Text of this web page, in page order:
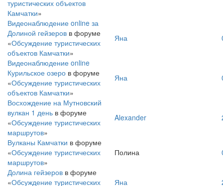
туристических объектов
Камчатки»
Видеонаблюдение online за
Долиной гейзеров в форуме
«Обсуждение туристических
объектов Камчатки»
Яна
Видеонаблюдение online
Курильское озеро в форуме
«Обсуждение туристических
объектов Камчатки»
Яна
Восхождение на Мутновский
вулкан 1 день в форуме
«Обсуждение туристических
маршрутов»
Alexander
Вулканы Камчатки в форуме
«Обсуждение туристических
маршрутов»
Полина
Долина гейзеров в форуме
«Обсуждение туристических
Яна